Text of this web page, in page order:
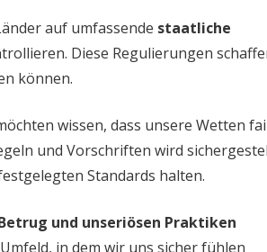
auf umfassende staatliche
Diese Regulierungen
können.
wissen, dass unsere Wetten
und Vorschriften wird
Standards halten.
und unseriösen Praktiken
in dem wir uns sicher fühlen